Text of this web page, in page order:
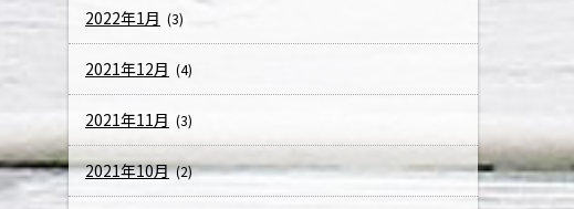
2022年1月 (3)
2021年12月 (4)
2021年11月 (3)
2021年10月(2)